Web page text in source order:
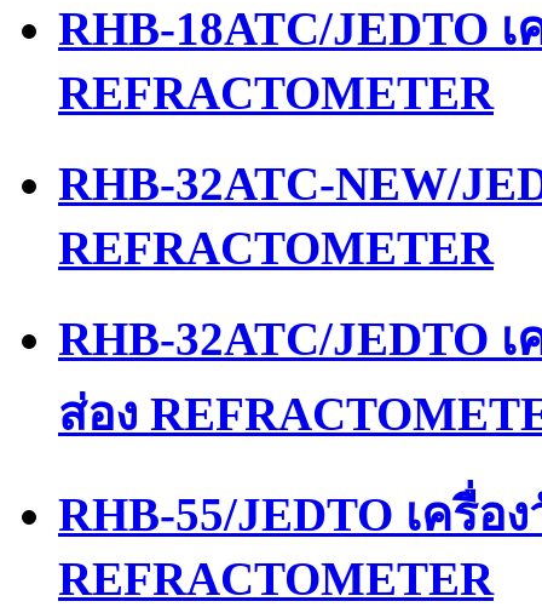
RHB-18ATC/JEDTO
REFRACTOMETER
RHB-32ATC-NEW/
REFRACTOMETER
RHB-32ATC/JEDTO
ส่อง
RHB-55/JEDTO เครื่อ
REFRACTOMETER